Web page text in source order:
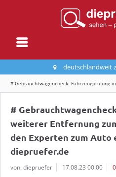
deutschlandweit
# Gebrauchtwagencheck:
#
weiterer Entfernung
den Experten zum Auto
diepruefer.de
von: diepruefer 17.08.23 00:00